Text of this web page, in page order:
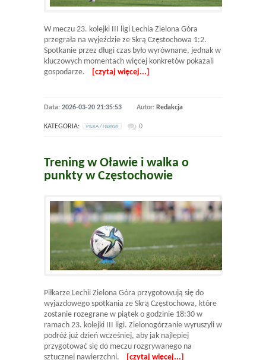
W meczu 23. kolejki III ligi Lechia Zielona Góra
przegrała na wyjeździe ze Skrą Częstochowa 1:2.
Spotkanie przez długi czas było wyrównane, jednak w
kluczowych momentach więcej konkretów pokazali
gospodarze.
[czytaj więcej...]
Data: 2026-03-20 21:35:53 Autor: Redakcja
KATEGORIA: PILKA / NEWSY 0
Trening w Oławie i walka o
punkty w Częstochowie
Piłkarze Lechii Zielona Góra przygotowują się do
wyjazdowego spotkania ze Skrą Częstochowa, które
zostanie rozegrane w piątek o godzinie 18:30 w
ramach 23. kolejki III ligi. Zielonogórzanie wyruszyli w
podróż już dzień wcześniej, aby jak najlepiej
przygotować się do meczu rozgrywanego na
sztucznej nawierzchni.
[czytaj więcej...]